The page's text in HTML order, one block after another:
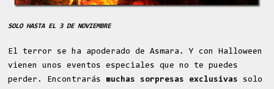
SOLO HASTA EL 3 DE NOVIEMBRE
El terror se ha apoderado de Asmara. Y con Halloween
vienen unos eventos especiales que no te puedes
perder. Encontrarás muchas sorpresas exclusivas solo